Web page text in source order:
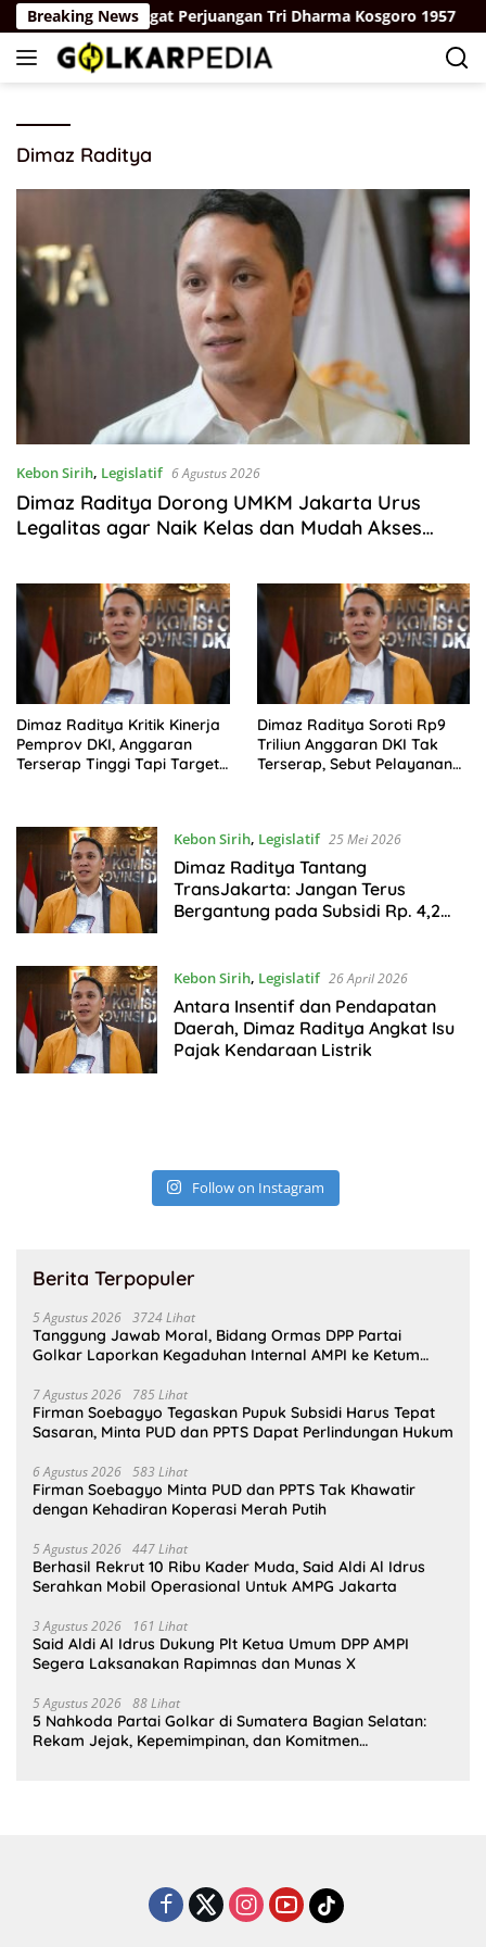
Langsung
ke
konten
Breaking News
Semangat Perjuangan Tri Dharma Kosgoro 1957
Dimaz Raditya
Kebon Sirih, Legislatif 6 Agustus 2026
Dimaz Raditya Dorong UMKM Jakarta Urus
Legalitas agar Naik Kelas dan Mudah Akses
Dimaz Raditya Kritik Kinerja
Pemprov DKI, Anggaran
Terserap Tinggi Tapi Target
Dimaz Raditya Soroti Rp9
Triliun Anggaran DKI Tak
Terserap, Sebut Pelayanan
Kebon Sirih, Legislatif 25 Mei 2026
Dimaz Raditya Tantang
TransJakarta: Jangan Terus
Bergantung pada Subsidi Rp. 4,2
Kebon Sirih, Legislatif 26 April 2026
Antara Insentif dan Pendapatan
Daerah, Dimaz Raditya Angkat Isu
Pajak Kendaraan Listrik
Follow on Instagram
Berita Terpopuler
5 Agustus 2026 3724 Lihat
Tanggung Jawab Moral, Bidang Ormas DPP Partai
Golkar Laporkan Kegaduhan Internal AMPI ke Ketum
7 Agustus 2026 785 Lihat
Firman Soebagyo Tegaskan Pupuk Subsidi Harus Tepat
Sasaran, Minta PUD dan PPTS Dapat Perlindungan Hukum
6 Agustus 2026 583 Lihat
Firman Soebagyo Minta PUD dan PPTS Tak Khawatir
dengan Kehadiran Koperasi Merah Putih
5 Agustus 2026 447 Lihat
Berhasil Rekrut 10 Ribu Kader Muda, Said Aldi Al Idrus
Serahkan Mobil Operasional Untuk AMPG Jakarta
3 Agustus 2026 161 Lihat
Said Aldi Al Idrus Dukung Plt Ketua Umum DPP AMPI
Segera Laksanakan Rapimnas dan Munas X
5 Agustus 2026 88 Lihat
5 Nahkoda Partai Golkar di Sumatera Bagian Selatan:
Rekam Jejak, Kepemimpinan, dan Komitmen